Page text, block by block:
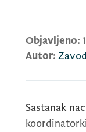
Objavljeno:
Autor:
Sastanak